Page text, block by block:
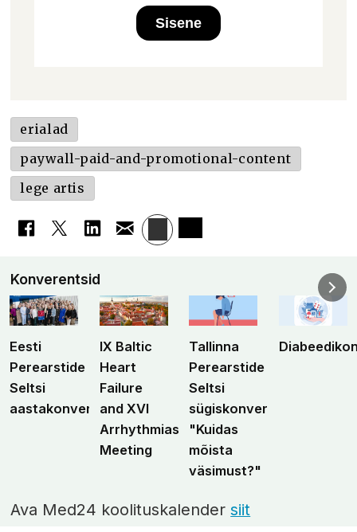
Sisene
erialad
paywall-paid-and-promotional-content
lege artis
Konverentsid
Eesti
Perearstide
Seltsi
aastakonverents
IX Baltic
Heart
Failure
and XVI
Arrhythmias
Meeting
Tallinna
Perearstide
Seltsi
sügiskonverents
"Kuidas
mõista
väsimust?"
Ava Med24 koolituskalendersiit